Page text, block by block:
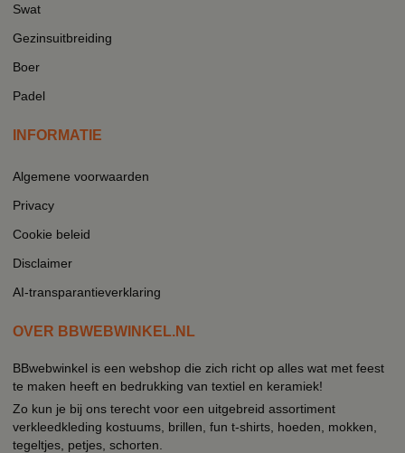
Swat
Gezinsuitbreiding
Boer
Padel
INFORMATIE
Algemene voorwaarden
Privacy
Cookie beleid
Disclaimer
AI-transparantieverklaring
OVER BBWEBWINKEL.NL
BBwebwinkel is een webshop die zich richt op alles wat met feest
te maken heeft en bedrukking van textiel en keramiek!
Zo kun je bij ons terecht voor een uitgebreid assortiment
verkleedkleding kostuums, brillen, fun t-shirts, hoeden, mokken,
tegeltjes, petjes, schorten.